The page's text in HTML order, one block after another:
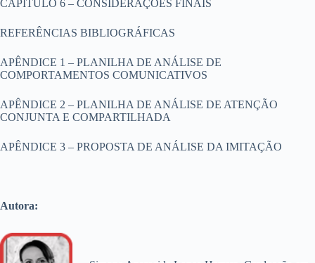
CAPÍTULO 6 – CONSIDERAÇÕES FINAIS
REFERÊNCIAS BIBLIOGRÁFICAS
APÊNDICE 1 – PLANILHA DE ANÁLISE DE
COMPORTAMENTOS COMUNICATIVOS
APÊNDICE 2 – PLANILHA DE ANÁLISE DE ATENÇÃO
CONJUNTA E COMPARTILHADA
APÊNDICE 3 – PROPOSTA DE ANÁLISE DA IMITAÇÃO
Autora: